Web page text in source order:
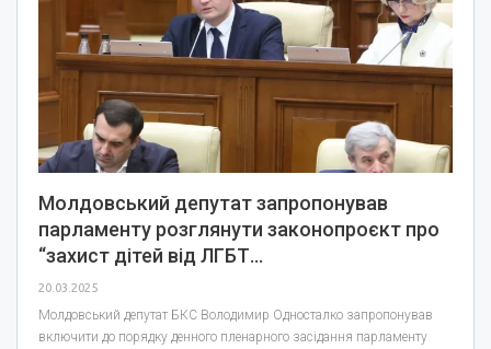
Молдовський депутат запропонував
парламенту розглянути законопроєкт про
“захист дітей від ЛГБТ…
20.03.2025
Молдовський депутат БКС Володимир Односталко запропонував
включити до порядку денного пленарного засідання парламенту